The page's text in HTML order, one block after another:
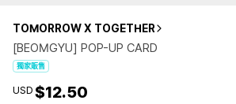
TOMORROW X TOGETHER
[BEOMGYU] POP-UP CARD
獨家販售
USD $12.50